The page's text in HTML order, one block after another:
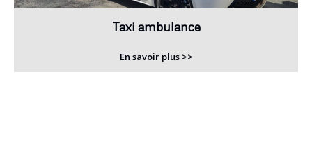
Taxi ambulance
En savoir plus >>